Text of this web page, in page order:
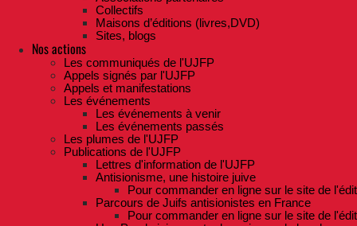
Collectifs
Maisons d’éditions (livres,DVD)
Sites, blogs
Nos actions
Les communiqués de l'UJFP
Appels signés par l'UJFP
Appels et manifestations
Les événements
Les événements à venir
Les événements passés
Les plumes de l'UJFP
Publications de l'UJFP
Lettres d'information de l'UJFP
Antisionisme, une histoire juive
Pour commander en ligne sur le site de
Parcours de Juifs antisionistes en France
Pour commander en ligne sur le site de